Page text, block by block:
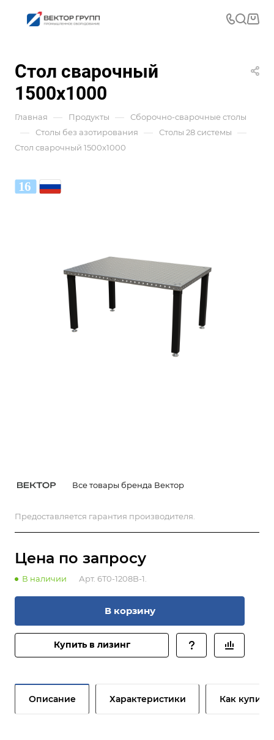
Стол сварочный
1500x1000
Главная — Продукты — Сборочно-сварочные столы
— Столы без азотирования — Столы 28 системы —
Стол сварочный 1500x1000
Все товары бренда Вектор
Предоставляется гарантия производителя.
Цена по запросу
В наличии Арт. 6T0-1208B-1.
В корзину
Купить в лизинг
Описание Характеристики Как купить